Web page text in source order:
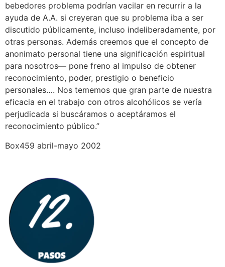
bebedores problema podrían vacilar en recurrir a la
ayuda de A.A. si creyeran que su problema iba a ser
discutido públicamente, incluso indeliberadamente, por
otras personas. Además creemos que el concepto de
anonimato personal tiene una significación espiritual
para nosotros— pone freno al impulso de obtener
reconocimiento, poder, prestigio o beneficio
personales…. Nos tememos que gran parte de nuestra
eficacia en el trabajo con otros alcohólicos se vería
perjudicada si buscáramos o aceptáramos el
reconocimiento público.”
Box459 abril-mayo 2002